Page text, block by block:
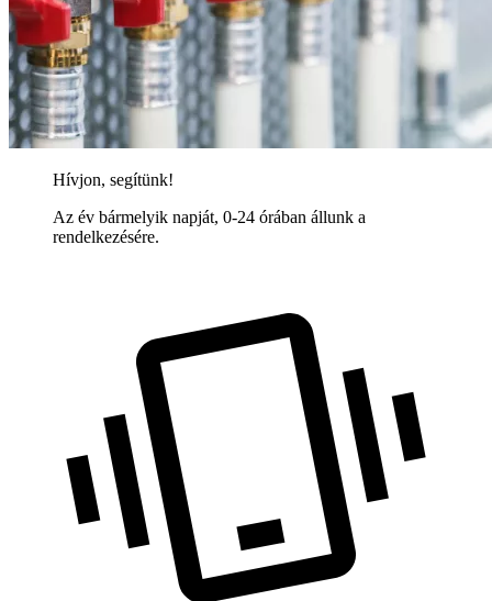
Hívjon, segítünk!
Az év bármelyik napját, 0-24 órában állunk a
rendelkezésére.